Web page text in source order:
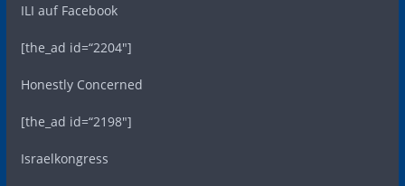
ILI auf Facebook
[the_ad id=“2204″]
Honestly Concerned
[the_ad id=“2198″]
Israelkongress